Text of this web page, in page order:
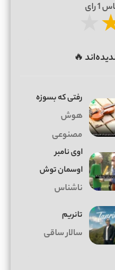
1رای
🔥
رفتی که بسوزه
هوش
مصنوعی
اوی نامبر
اوسمان توش
ناشناس
تانریم
سالار ساقی